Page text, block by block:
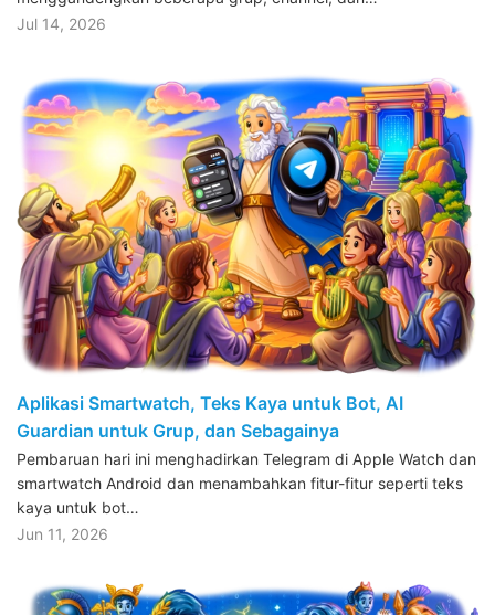
Jul 14, 2026
Aplikasi Smartwatch, Teks Kaya untuk Bot, AI
Guardian untuk Grup, dan Sebagainya
Pembaruan hari ini menghadirkan Telegram di Apple Watch dan
smartwatch Android dan menambahkan fitur-fitur seperti teks
kaya untuk bot…
Jun 11, 2026